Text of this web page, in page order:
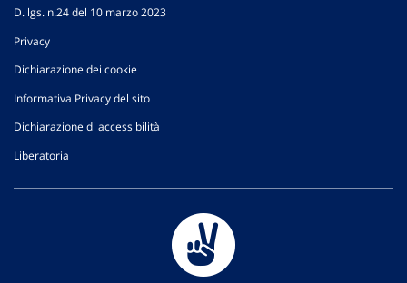
D. lgs. n.24 del 10 marzo 2023
Privacy
Dichiarazione dei cookie
Informativa Privacy del sito
Dichiarazione di accessibilità
Liberatoria